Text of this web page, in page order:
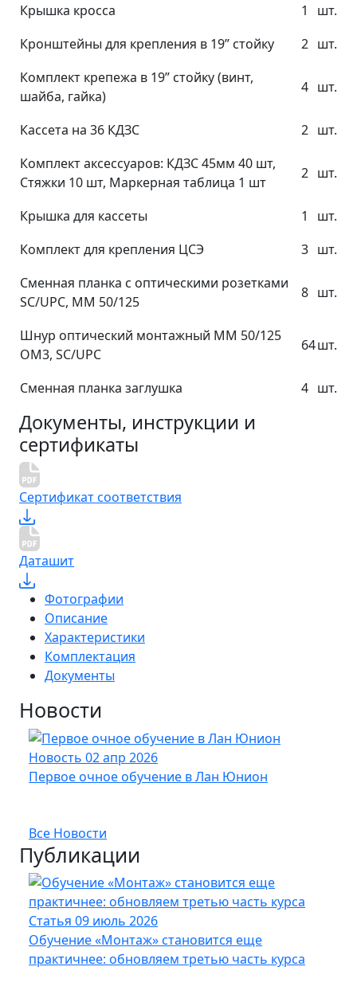
Крышка кросса 1
шт.
Кронштейны для крепления в 19” стойку
2 шт.
Комплект крепежа в 19” стойку (винт,
шайба, гайка)
4 шт.
Кассета на 36 КДЗС 2 шт.
Комплект аксессуаров: КДЗС 45мм 40 шт,
Стяжки 10 шт, Маркерная таблица 1 шт
2 шт.
Крышка для кассеты 1
шт.
Комплект для крепления ЦСЭ
3 шт.
Сменная планка с оптическими розетками
SC/UPC, MM 50/125
8 шт.
Шнур оптический монтажный MM 50/125
OM3, SC/UPC
64шт.
Сменная планка заглушка 4 шт.
Документы, инструкции и
сертификаты
Сертификат соответствия
Даташит
Фотографии
Описание
Характеристики
Комплектация
Документы
Новости
Новость 02 апр 2026
Первое очное обучение в Лан Юнион
Все Новости
Публикации
Статья 09 июль 2026
Обучение «Монтаж» становится еще
практичнее: обновляем третью часть курса